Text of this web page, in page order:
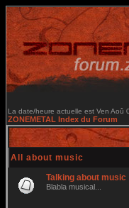
La date/heure actuelle est Ven Aoû
ZONEMETAL Index du Forum
All about music
Talking about music
Blabla musical...